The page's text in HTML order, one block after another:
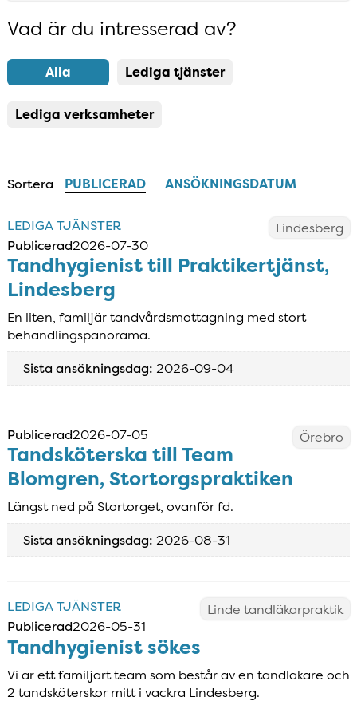
Resultatlista uppdaterad
Vad är du intresserad av?
Alla Lediga tjänster
Lediga verksamheter
Sortera PUBLICERAD ANSÖKNINGSDATUM
Lindesberg
LEDIGA TJÄNSTER
Publicerad2026-07-30
Tandhygienist till Praktikertjänst,
Lindesberg
En liten, familjär tandvårdsmottagning med stort
behandlingspanorama.
Sista ansökningsdag: 2026-09-04
Örebro
Publicerad2026-07-05
Tandsköterska till Team
Blomgren, Stortorgspraktiken
Längst ned på Stortorget, ovanför fd.
Sista ansökningsdag: 2026-08-31
Linde tandläkarpraktik
LEDIGA TJÄNSTER
Publicerad2026-05-31
Tandhygienist sökes
Vi är ett familjärt team som består av en tandläkare och
2 tandsköterskor mitt i vackra Lindesberg.